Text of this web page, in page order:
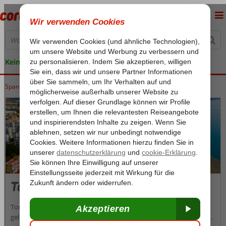
Keine versteckten Kosten
Home
Spanien Costa del Sol Costa del Sol Torre del Mar
Torre del Mar
Torre del Mar, an der Südküste Spaniens in der Provinz Málaga
gelegen, bietet das ganze Jahr über ein angenehmes mediterranes